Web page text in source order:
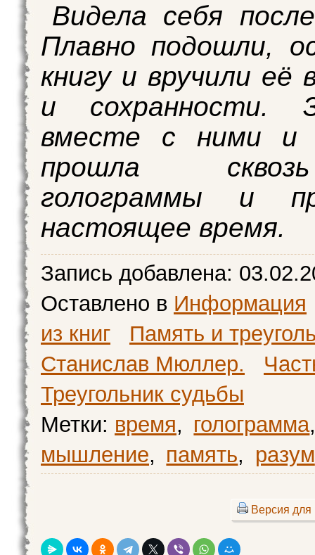
Видела себя
Плавно подошли,
книгу и вручили её
и сохранности.
вместе с ними и
прошла
голограммы и
настоящее время.
Запись добавлена:
Оставлено в Информация
из книг
Память и
Станислав Мюллер.
Треугольник судьбы
Метки: время, голограмма
мышление, память, разум
Версия для